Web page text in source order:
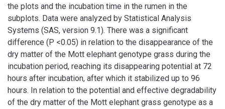
the plots and the incubation time in the rumen in the
subplots. Data were analyzed by Statistical Analysis
Systems (SAS, version 9.1). There was a significant
difference (P <0.05) in relation to the disappearance of the
dry matter of the Mott elephant genotype grass during the
incubation period, reaching its disappearing potential at 72
hours after incubation, after which it stabilized up to 96
hours. In relation to the potential and effective degradability
of the dry matter of the Mott elephant grass genotype as a